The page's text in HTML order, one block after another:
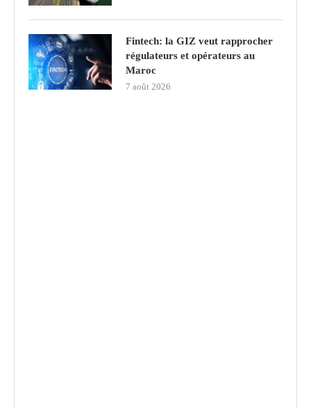
Fintech: la GIZ veut rapprocher
régulateurs et opérateurs au
Maroc
7 août 2026